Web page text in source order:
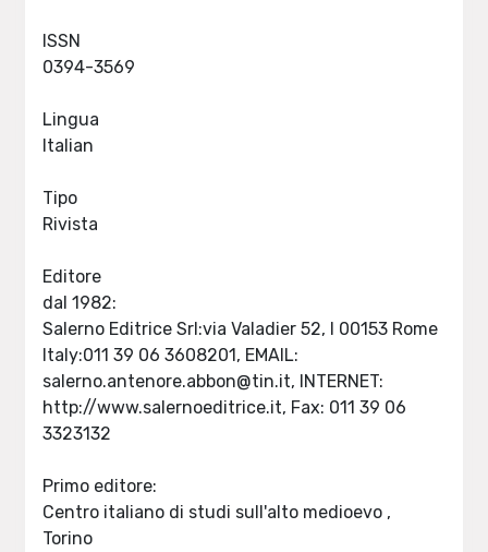
ISSN
Lingua
Tipo
Rivista
Editore
dal 1982:
Salerno Editrice Srl:via Valadier 52, I 00153 Rome
Italy:011 39 06 3608201, EMAIL:
salerno.antenore.abbon@tin.it, INTERNET:
http://www.salernoeditrice.it, Fax: 011 39 06
3323132
Primo editore:
Centro italiano di studi sull'alto medioevo ,